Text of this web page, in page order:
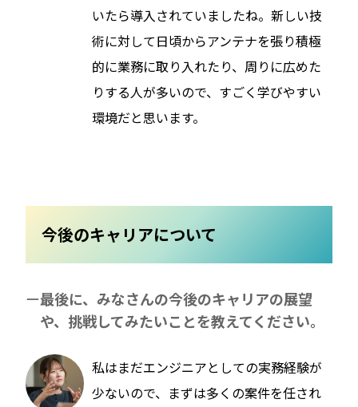
いたら導入されていましたね。新しい技
術に対して日頃からアンテナを張り積極
的に業務に取り入れたり、周りに広めた
りする人が多いので、すごく学びやすい
環境だと思います。
今後のキャリアについて
最後に、みなさんの今後のキャリアの展望
や、挑戦してみたいことを教えてください。
私はまだエンジニアとしての実務経験が
少ないので、まずは多くの案件を任され